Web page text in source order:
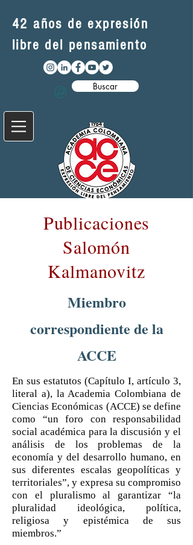
42 años de expresión
libre del pensamiento
Buscar
Publicaciones
Salomón
Kalmanovitz
Miembro
correspondiente de la
ACCE
En sus estatutos (Capítulo I, artículo 3,
literal a), la Academia Colombiana de
Ciencias Económicas (ACCE) se define
como “un foro con responsabilidad
social académica para la discusión y el
análisis de los problemas de la
economía y del desarrollo humano, en
sus diferentes escalas geopolíticas y
territoriales”, y expresa su compromiso
con el pluralismo al garantizar “la
pluralidad ideológica, política,
religiosa y epistémica de sus
miembros.”